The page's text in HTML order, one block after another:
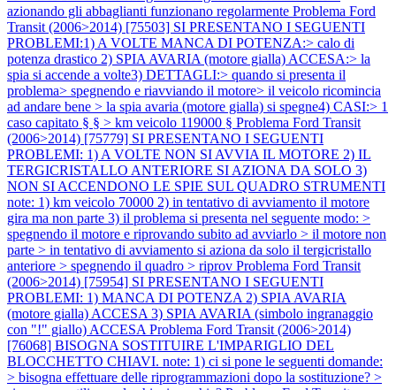
azionando gli abbaglianti funzionano regolarmente Problema Ford
Transit (2006>2014) [75503] SI PRESENTANO I SEGUENTI
PROBLEMI:1) A VOLTE MANCA DI POTENZA:> calo di
potenza drastico 2) SPIA AVARIA (motore gialla) ACCESA:> la
spia si accende a volte3) DETTAGLI:> quando si presenta il
problema> spegnendo e riavviando il motore> il veicolo ricomincia
ad andare bene > la spia avaria (motore gialla) si spegne4) CASI:> 1
caso capitato § § > km veicolo 119000 § Problema Ford Transit
(2006>2014) [75779] SI PRESENTANO I SEGUENTI
PROBLEMI: 1) A VOLTE NON SI AVVIA IL MOTORE 2) IL
TERGICRISTALLO ANTERIORE SI AZIONA DA SOLO 3)
NON SI ACCENDONO LE SPIE SUL QUADRO STRUMENTI
note: 1) km veicolo 70000 2) in tentativo di avviamento il motore
gira ma non parte 3) il problema si presenta nel seguente modo: >
spegnendo il motore e riprovando subito ad avviarlo > il motore non
parte > in tentativo di avviamento si aziona da solo il tergicristallo
anteriore > spegnendo il quadro > riprov Problema Ford Transit
(2006>2014) [75954] SI PRESENTANO I SEGUENTI
PROBLEMI: 1) MANCA DI POTENZA 2) SPIA AVARIA
(motore gialla) ACCESA 3) SPIA AVARIA (simbolo ingranaggio
con "!" giallo) ACCESA Problema Ford Transit (2006>2014)
[76068] BISOGNA SOSTITUIRE L'IMPARIGLIO DEL
BLOCCHETTO CHIAVI. note: 1) ci si pone le seguenti domande:
> bisogna effettuare delle riprogrammazioni dopo la sostituzione? >